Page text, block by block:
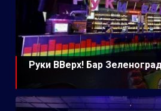
Руки ВВерх! Бар